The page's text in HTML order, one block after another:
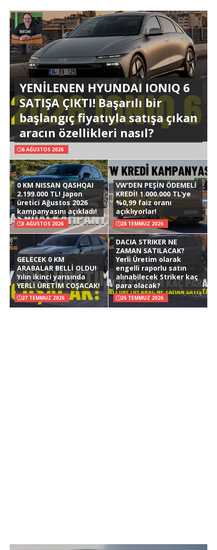
YENİLENEN HYUNDAI IONIQ 6
SATIŞA ÇIKTI! Başarılı bir
başlangıç fiyatıyla satışa çıkan
aracın özellikleri nasıl?
6 AĞUSTOS 2026
0 KM NISSAN QASHQAI
2.199.000 TL! Japon
üretici Ağustos 2026
kampanyasını açıkladı!
3 AĞUSTOS 2026
VW’DEN PEŞİN ÖDEMELİ
KREDİ! 1.000.000 TL’ye
%0,99 faiz oranı
açıklıyorlar!
28 TEMMUZ 2026
GELECEK 0 KM
ARABALAR BELLİ OLDU!
Yılın ikinci yarısında
YERLİ ÜRETİM COŞACAK!
27 TEMMUZ 2026
DACIA STRIKER NE
ZAMAN SATILACAK?
Yerli Üretim olarak
engelli raporlu satın
alınabilecek Striker kaç
para olacak?
26 TEMMUZ 2026